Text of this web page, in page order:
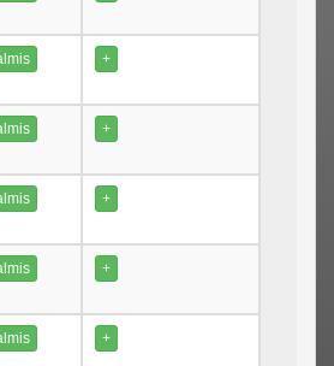
+
+
+
+
+